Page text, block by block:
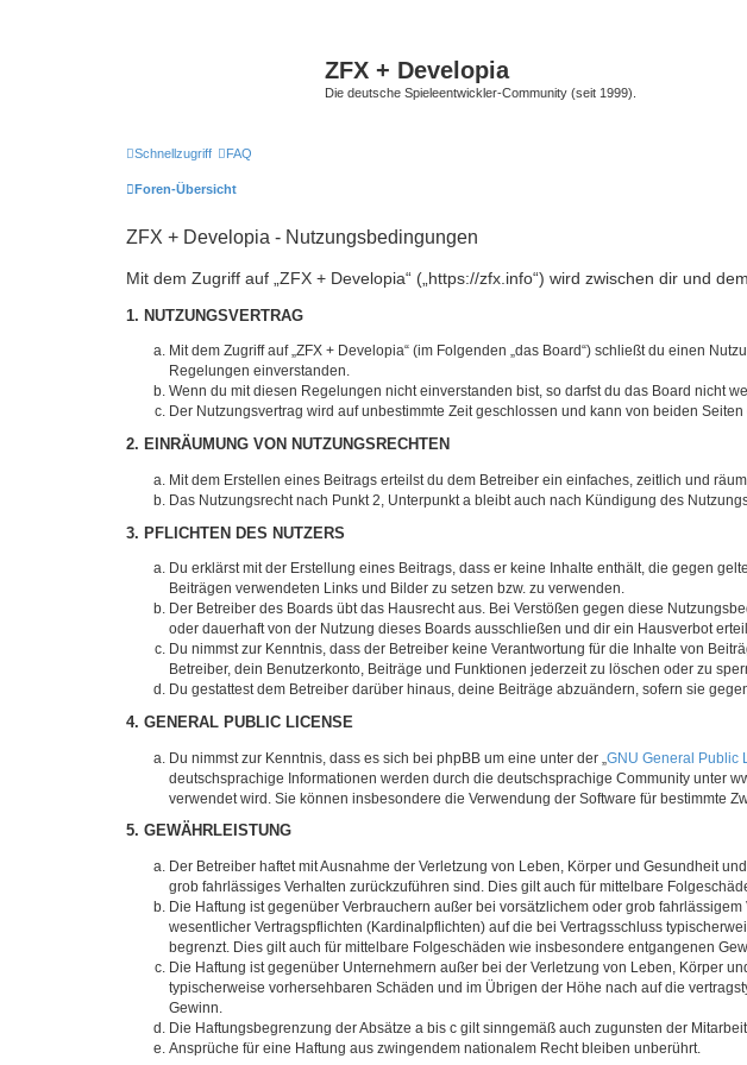
ZFX + Developia
Die deutsche Spieleentwickler-Community (seit 1999).
Schnellzugriff FAQ
Foren-Übersicht
ZFX + Developia - Nutzungsbedingungen
Mit dem Zugriff auf „ZFX + Developia“ („https://zfx.info“) wird zwischen dir und
1. NUTZUNGSVERTRAG
Mit dem Zugriff auf „ZFX + Developia“ (im Folgenden „das Board“) schließt du einen
Regelungen einverstanden.
Wenn du mit diesen Regelungen nicht einverstanden bist, so darfst du das Board nicht
Der Nutzungsvertrag wird auf unbestimmte Zeit geschlossen und kann von beiden
2. EINRÄUMUNG VON NUTZUNGSRECHTEN
Mit dem Erstellen eines Beitrags erteilst du dem Betreiber ein einfaches, zeitlich und
Das Nutzungsrecht nach Punkt 2, Unterpunkt a bleibt auch nach Kündigung des
3. PFLICHTEN DES NUTZERS
Du erklärst mit der Erstellung eines Beitrags, dass er keine Inhalte enthält, die gegen
Beiträgen verwendeten Links und Bilder zu setzen bzw. zu verwenden.
Der Betreiber des Boards übt das Hausrecht aus. Bei Verstößen gegen diese
oder dauerhaft von der Nutzung dieses Boards ausschließen und dir ein Hausverbot
Du nimmst zur Kenntnis, dass der Betreiber keine Verantwortung für die Inhalte von
Betreiber, dein Benutzerkonto, Beiträge und Funktionen jederzeit zu löschen oder zu
Du gestattest dem Betreiber darüber hinaus, deine Beiträge abzuändern, sofern sie
4. GENERAL PUBLIC LICENSE
Du nimmst zur Kenntnis, dass es sich bei phpBB um eine unter der „ GNU General Public
deutschsprachige Informationen werden durch die deutschsprachige Community unter
verwendet wird. Sie können insbesondere die Verwendung der Software für bestimmte
5. GEWÄHRLEISTUNG
Der Betreiber haftet mit Ausnahme der Verletzung von Leben, Körper und Gesundheit
grob fahrlässiges Verhalten zurückzuführen sind. Dies gilt auch für mittelbare
Die Haftung ist gegenüber Verbrauchern außer bei vorsätzlichem oder grob
wesentlicher Vertragspflichten (Kardinalpflichten) auf die bei Vertragsschluss
begrenzt. Dies gilt auch für mittelbare Folgeschäden wie insbesondere entgangenen
Die Haftung ist gegenüber Unternehmern außer bei der Verletzung von Leben, Körper
typischerweise vorhersehbaren Schäden und im Übrigen der Höhe nach auf die
Gewinn.
Die Haftungsbegrenzung der Absätze a bis c gilt sinngemäß auch zugunsten der
Ansprüche für eine Haftung aus zwingendem nationalem Recht bleiben unberührt.